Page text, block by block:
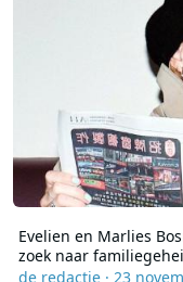
Evelien en Marlies
zoek naar
de redactie· 23